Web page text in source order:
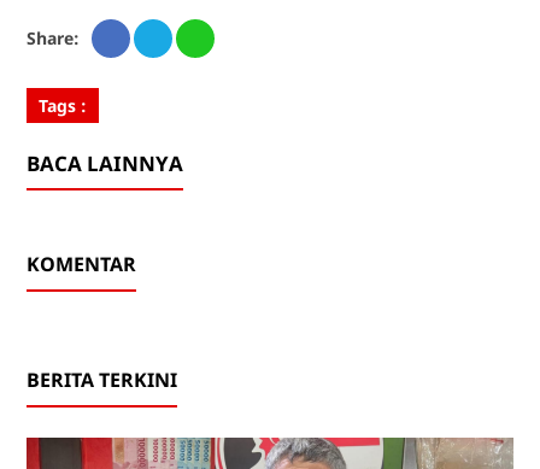
Share:
Tags :
BACA LAINNYA
KOMENTAR
BERITA TERKINI